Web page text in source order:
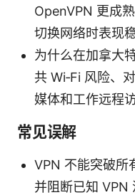
OpenVPN 更成
切换网络时表现稳
为什么在加拿大
共 Wi‑Fi 风险、
媒体和工作远程
常见误解
VPN 不能突破所
并阻断已知 VPN